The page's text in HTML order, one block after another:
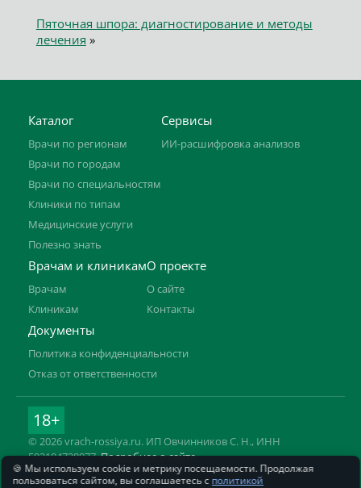
Пяточная шпора: диагностирование и методы
лечения »
Каталог
Врачи по регионам
Врачи по городам
Врачи по специальностям
Клиники по типам
Медицинские услуги
Полезно знать
Сервисы
ИИ-расшифровка анализов
Врачам и клиникам
Врачам
Клиникам
О проекте
О сайте
Контакты
Документы
Политика конфиденциальности
Отказ от ответственности
18+
© 2026 vrach-rossiya.ru. ИП Овчинников С. Н., ИНН
592104728977.Подробнее о сайте
Информация на сайте не заменяет приём врача. Имеются
🍪 Мы используем cookie и метрику посещаемости. Продолжая
пользоваться сайтом, вы соглашаетесь с политикой